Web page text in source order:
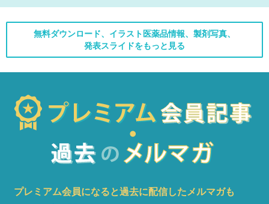
無料ダウンロード、イラスト医薬品情報、製剤写真、
発表スライドをもっと見る
プレミアム会員になると過去に配信したメルマガも